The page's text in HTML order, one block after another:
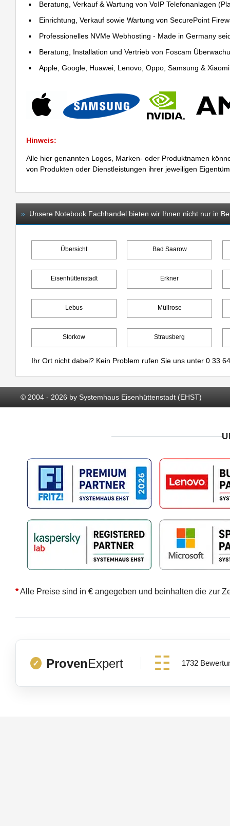
Beratung, Verkauf & Wartung von VoIP Telefonanlagen
Einrichtung, Verkauf sowie Wartung von SecurePoint
Professionelles NVMe Webhosting - Made in Germany
Beratung, Installation und Vertrieb von Foscam
Apple, Google, Huawei, Lenovo, Oppo, Samsung &
Hinweis:
Alle hier genannten Logos, Marken- oder Produktnamen
von Produkten oder Dienstleistungen ihrer jeweiligen
» Unsere Notebook Fachhandel bieten wir Ihnen nicht nur in
Übersicht Bad Saarow
Eisenhüttenstadt Erkner
Lebus Müllrose
Storkow Strausberg
Ihr Ort nicht dabei? Kein Problem rufen Sie uns unter 0 33
© 2004 - 2026 by Systemhaus Eisenhüttenstadt (EHST)
*Alle Preise sind in € angegeben und beinhalten die zur
✓ ProvenExpert 1732